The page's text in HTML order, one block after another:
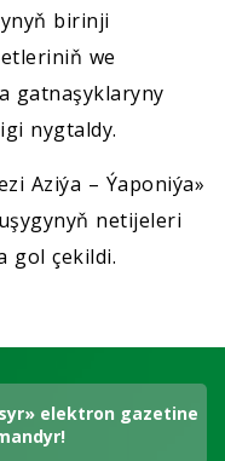
birinji
we
gatnaşyklaryny
nygtaldy.
Aziýa – Ýaponiýa»
netijeleri
gol çekildi.
elektron gazetine